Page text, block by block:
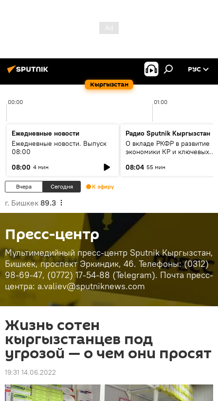
Кыргызстан
РУС
00:00 01:00
Ежедневные новости
Ежедневные новости. Выпуск
08:00
08:00 4 мин
Радио Sputnik Кыргызстан
О вкладе РКФР в развитие
экономики КР и ключевых
08:04 55 мин
Вчера Сегодня К эфиру
г. Бишкек 89.3
Пресс-центр
Мультимедийный пресс-центр Sputnik Кыргызстан,
Бишкек, проспект Эркиндик, 46. Телефоны: (0312)
98-69-47, (0772) 17-54-88 (Telegram). Почта пресс-
центра: a.valiev@sputniknews.com
Жизнь сотен
кыргызстанцев под
угрозой — о чем они просят
19:31 14.06.2022